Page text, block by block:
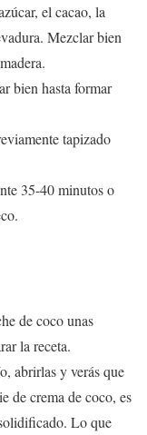
el cacao, la
Mezclar bien
bien hasta formar
tapizado
35-40 minutos o
de coco unas
la receta.
abrirlas y verás que
de crema de coco, es
Lo que